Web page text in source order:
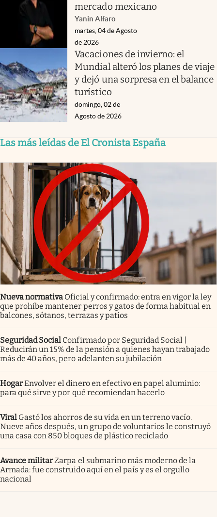
mercado mexicano
Yanin Alfaro
martes, 04 de Agosto
de 2026
Vacaciones de invierno: el
Mundial alteró los planes de viaje
y dejó una sorpresa en el balance
turístico
domingo, 02 de
Agosto de 2026
Las más leídas de El Cronista España
Nueva normativa Oficial y confirmado: entra en vigor la ley
que prohíbe mantener perros y gatos de forma habitual en
balcones, sótanos, terrazas y patios
Seguridad Social Confirmado por Seguridad Social |
Reducirán un 15% de la pensión a quienes hayan trabajado
más de 40 años, pero adelanten su jubilación
HogarEnvolver el dinero en efectivo en papel aluminio:
para qué sirve y por qué recomiendan hacerlo
Viral Gastó los ahorros de su vida en un terreno vacío.
Nueve años después, un grupo de voluntarios le construyó
una casa con 850 bloques de plástico reciclado
Avance militarZarpa el submarino más moderno de la
Armada: fue construido aquí en el país y es el orgullo
nacional